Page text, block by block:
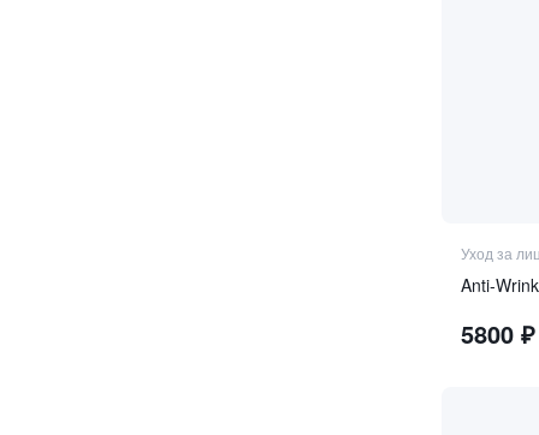
Уход за
Anti-
5800₽